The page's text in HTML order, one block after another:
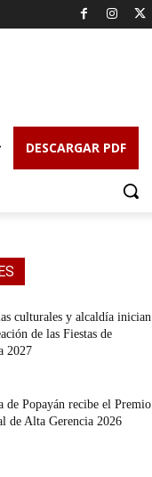
DESCARGAR PDF
culturales y alcaldía inician
de las Fiestas de
2027
de Popayán recibe el Premio
de Alta Gerencia 2026